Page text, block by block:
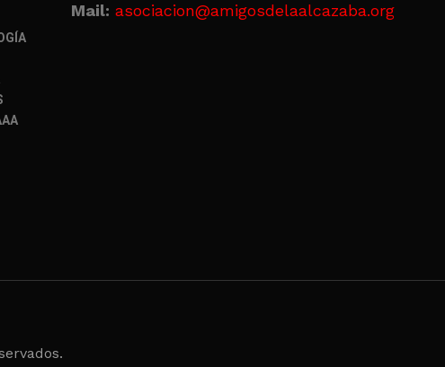
Mail: asociacion@amigosdelaalcazaba.org